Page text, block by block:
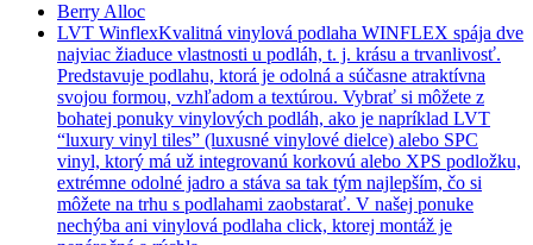
Berry Alloc
LVT WinflexKvalitná vinylová podlaha WINFLEX spája dve
najviac žiaduce vlastnosti u podláh, t. j. krásu a trvanlivosť.
Predstavuje podlahu, ktorá je odolná a súčasne atraktívna
svojou formou, vzhľadom a textúrou. Vybrať si môžete z
bohatej ponuky vinylových podláh, ako je napríklad LVT
“luxury vinyl tiles” (luxusné vinylové dielce) alebo SPC
vinyl, ktorý má už integrovanú korkovú alebo XPS podložku,
extrémne odolné jadro a stáva sa tak tým najlepším, čo si
môžete na trhu s podlahami zaobstarať. V našej ponuke
nechýba ani vinylová podlaha click, ktorej montáž je